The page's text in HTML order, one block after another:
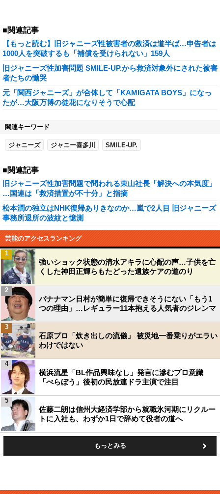
■関連記事
【もっと読む】旧ジャニーズ性被害者の救済は道半ば…申告者は
1000人を突破するも「補償を受けられない」159人
旧ジャニーズ性加害問題 SMILE-UP.から救済対象外にされた被害
者たちの慟哭
元「関西ジャニーズ」が合体して「KAMIGATA BOYS」になっ
たが…大阪万博の徒花になりそうで心配
関連キーワード
ジャニーズ ジャニー喜多川 SMILE-UP.
■関連記事
旧ジャニーズ性加害問題で問われる東山社長「解決への本気度」
…国連は「救済措置が不十分」と指摘
松本潤の独立はNHK復帰ありきなのか…嵐で2人目 旧ジャニーズ
事務所退所の波紋と憶測
芸能のアクセスランキング
強いショック状態の清水アキラに心配の声…子供を亡
くした神田正輝らもたどった遺族ケアの道のり
1
バナナマン日村が簡単に復帰できそうにない「もう1
つの理由」…レギュラー11本抱える人気者のジレンマ
2
石原プロ「炊き出しの流儀」 被災地一番乗りがエラい
わけではない
3
横浜流星「BL作品興味なし」発言に滲むプロ意識
「べらぼう」後初の民放連ドラ主演で注目
4
佐藤二朗は信州大経済学部から就職氷河期にリクルー
トに入社も、わずか1日で辞めて役者の道へ
5
もっとみる